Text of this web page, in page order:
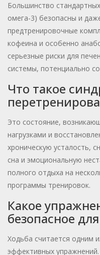
Большинство
омега-3) безопасны и
предтренировочные
кофеина и особенно
серьезные риски для
системы, потенциально
Что такое
Это состояние,
нагрузками и
хроническую усталость,
сна и эмоциональную
полного отдыха на
программы тренировок.
Какое
безопасное
Ходьба считается одним
эффективных